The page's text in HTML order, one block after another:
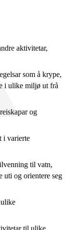
aktivitetar,
som å krype,
i ulike miljø ut frå
og
i varierte
til vatn,
uti og orientere seg